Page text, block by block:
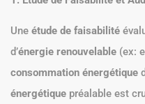
Une étude de faisabilité
d’énergie renouvelable (ex:
consommation énergétique
énergétique préalable est